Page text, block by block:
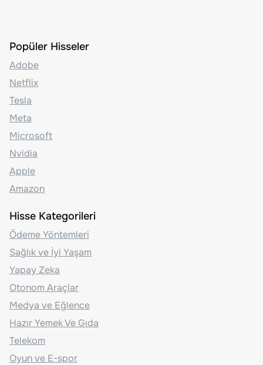
Popüler Hisseler
Adobe
Netflix
Tesla
Meta
Microsoft
Nvidia
Apple
Amazon
Hisse Kategorileri
Ödeme Yöntemleri
Sağlık ve İyi Yaşam
Yapay Zeka
Otonom Araçlar
Medya ve Eğlence
Hazır Yemek Ve Gıda
Telekom
Oyun ve E-spor